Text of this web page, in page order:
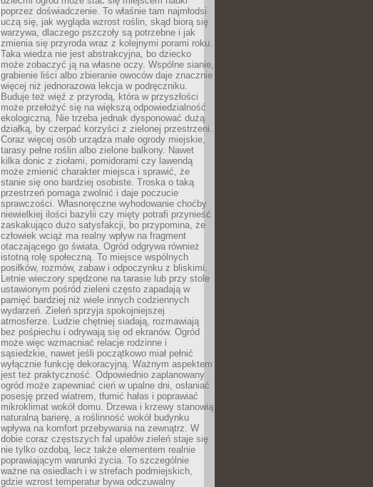
poprzez doświadczenie. To właśnie tam najmłodsi
uczą się, jak wygląda wzrost roślin, skąd biorą się
warzywa, dlaczego pszczoły są potrzebne i jak
zmienia się przyroda wraz z kolejnymi porami roku.
Taka wiedza nie jest abstrakcyjna, bo dziecko
może zobaczyć ją na własne oczy. Wspólne sianie,
grabienie liści albo zbieranie owoców daje znacznie
więcej niż jednorazowa lekcja w podręczniku.
Buduje też więź z przyrodą, która w przyszłości
może przełożyć się na większą odpowiedzialność
ekologiczną. Nie trzeba jednak dysponować dużą
działką, by czerpać korzyści z zielonej przestrzeni.
Coraz więcej osób urządza małe ogrody miejskie,
tarasy pełne roślin albo zielone balkony. Nawet
kilka donic z ziołami, pomidorami czy lawendą
może zmienić charakter miejsca i sprawić, że
stanie się ono bardziej osobiste. Troska o taką
przestrzeń pomaga zwolnić i daje poczucie
sprawczości. Własnoręczne wyhodowanie choćby
niewielkiej ilości bazylii czy mięty potrafi przynieść
zaskakująco dużo satysfakcji, bo przypomina, że
człowiek wciąż ma realny wpływ na fragment
otaczającego go świata. Ogród odgrywa również
istotną rolę społeczną. To miejsce wspólnych
posiłków, rozmów, zabaw i odpoczynku z bliskimi.
Letnie wieczory spędzone na tarasie lub przy stole
ustawionym pośród zieleni często zapadają w
pamięć bardziej niż wiele innych codziennych
wydarzeń. Zieleń sprzyja spokojniejszej
atmosferze. Ludzie chętniej siadają, rozmawiają
bez pośpiechu i odrywają się od ekranów. Ogród
może więc wzmacniać relacje rodzinne i
sąsiedzkie, nawet jeśli początkowo miał pełnić
wyłącznie funkcję dekoracyjną. Ważnym aspektem
jest też praktyczność. Odpowiednio zaplanowany
ogród może zapewniać cień w upalne dni, osłaniać
posesję przed wiatrem, tłumić hałas i poprawiać
mikroklimat wokół domu. Drzewa i krzewy stanowią
naturalną barierę, a roślinność wokół budynku
wpływa na komfort przebywania na zewnątrz. W
dobie coraz częstszych fal upałów zieleń staje się
nie tylko ozdobą, lecz także elementem realnie
poprawiającym warunki życia. To szczególnie
ważne na osiedlach i w strefach podmiejskich,
gdzie wzrost temperatur bywa odczuwalny